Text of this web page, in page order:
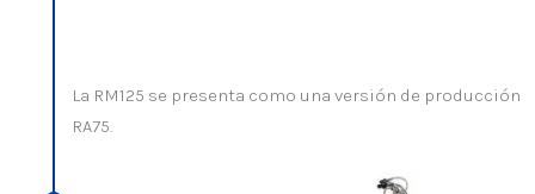
La RM125 se presenta como una versión de producción
RA75.